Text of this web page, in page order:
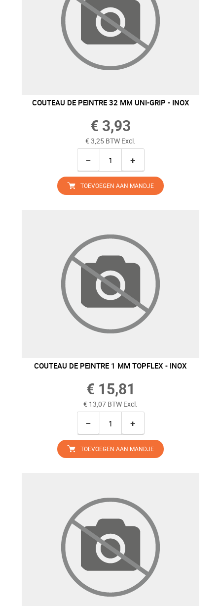
COUTEAU DE PEINTRE 32 MM UNI-GRIP - INOX
€ 3,93
€ 3,25 BTW Excl.
− +
TOEVOEGEN AAN MANDJE
COUTEAU DE PEINTRE 1 MM TOPFLEX - INOX
€ 15,81
€ 13,07 BTW Excl.
− +
TOEVOEGEN AAN MANDJE